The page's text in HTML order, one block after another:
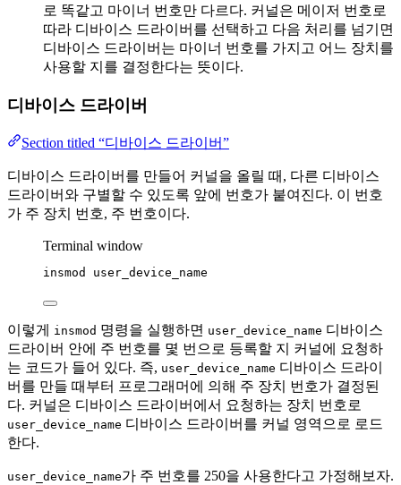
로 똑같고 마이너 번호만 다르다. 커널은 메이저 번호로
따라 디바이스 드라이버를 선택하고 다음 처리를 넘기면
디바이스 드라이버는 마이너 번호를 가지고 어느 장치를
사용할 지를 결정한다는 뜻이다.
디바이스 드라이버
Section titled “디바이스 드라이버”
디바이스 드라이버를 만들어 커널을 올릴 때, 다른 디바이스
드라이버와 구별할 수 있도록 앞에 번호가 붙여진다. 이 번호
가 주 장치 번호, 주 번호이다.
Terminal window
insmod user_device_name
이렇게 insmod 명령을 실행하면 user_device_name 디바이스
드라이버 안에 주 번호를 몇 번으로 등록할 지 커널에 요청하
는 코드가 들어 있다. 즉, user_device_name 디바이스 드라이
버를 만들 때부터 프로그래머에 의해 주 장치 번호가 결정된
다. 커널은 디바이스 드라이버에서 요청하는 장치 번호로
user_device_name 디바이스 드라이버를 커널 영역으로 로드
한다.
user_device_name가 주 번호를 250을 사용한다고 가정해보자.